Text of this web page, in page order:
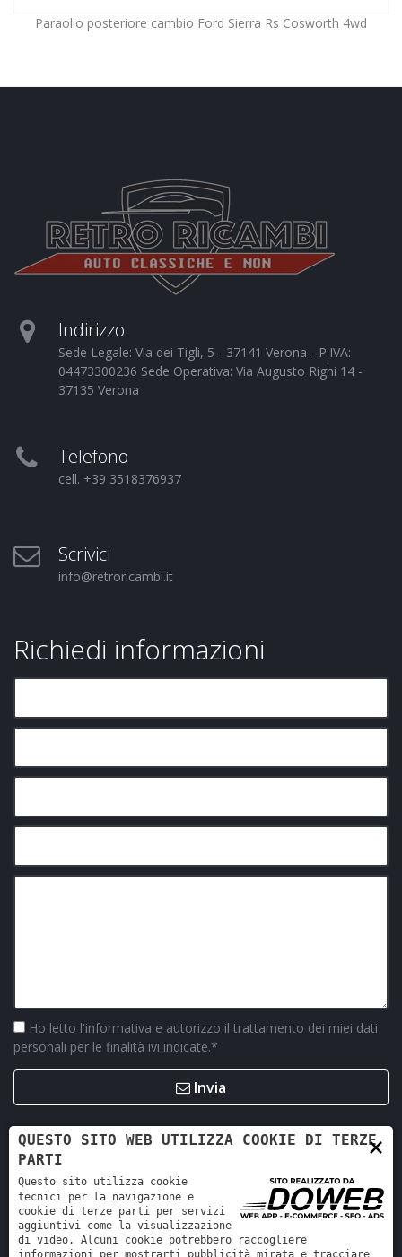
Paraolio posteriore cambio Ford Sierra Rs Cosworth 4wd
Indirizzo
Sede Legale: Via dei Tigli, 5 - 37141 Verona - P.IVA:
04473300236 Sede Operativa: Via Augusto Righi 14 -
37135 Verona
Telefono
cell. +39 3518376937
Scrivici
info@retroricambi.it
Richiedi informazioni
Ho letto l'informativa e autorizzo il trattamento dei miei dati
personali per le finalità ivi indicate.*
Invia
×
QUESTO SITO WEB UTILIZZA COOKIE DI TERZE
PARTI
Questo sito utilizza cookie
tecnici per la navigazione e
cookie di terze parti per servizi
aggiuntivi come la visualizzazione
di video. Alcuni cookie potrebbero raccogliere
informazioni per mostrarti pubblicità mirata e tracciare